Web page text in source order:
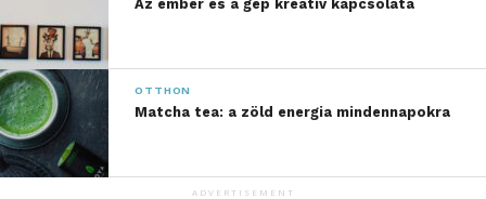
Az ember és a gép kreatív kapcsolata
OTTHON
Matcha tea: a zöld energia mindennapokra
ADVERTISEMENT